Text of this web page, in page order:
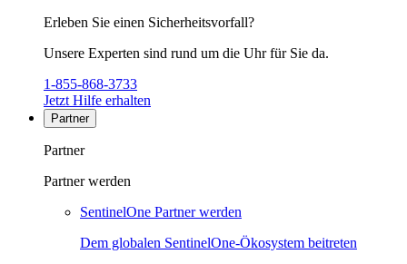
Erleben Sie einen Sicherheitsvorfall?
Unsere Experten sind rund um die Uhr für Sie da.
1-855-868-3733
Jetzt Hilfe erhalten
Partner
Partner
Partner werden
SentinelOne Partner werden
Dem globalen SentinelOne-Ökosystem beitreten